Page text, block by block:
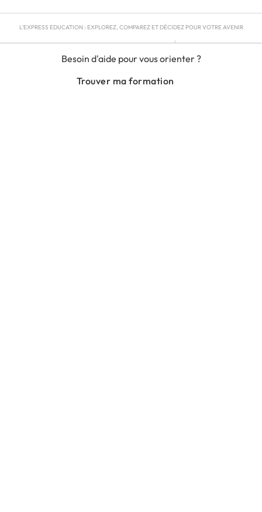
Besoin d'aide pour vous orienter ?
Trouver ma formation
L'EXPRESS EDUCATION : EXPLOREZ, COMPAREZ ET DÉCIDEZ POUR VOTRE AVENIR
RGPD